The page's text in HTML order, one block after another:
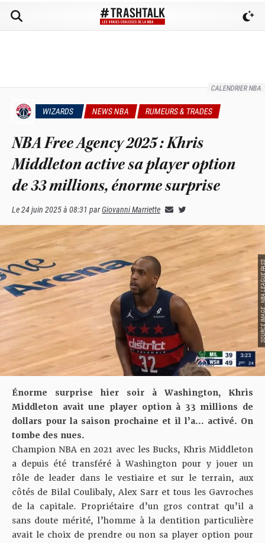
CALENDRIER NBA
WIZARDS NEWS NBA RUMEURS & TRADES
NBA Free Agency 2025 : Khris
Middleton active sa player option
de 33 millions, énorme surprise
Le24 juin 2025 à 08:31 parGiovanni Marriette
SOURCE
Énorme surprise hier soir à Washington, Khris
Middleton avait une player option à 33 millions de
dollars pour la saison prochaine et il l’a… activé. On
tombe des nues.
Champion NBA en 2021 avec les Bucks, Khris Middleton
a depuis été transféré à Washington pour y jouer un
rôle de leader dans le vestiaire et sur le terrain, aux
côtés de Bilal Coulibaly, Alex Sarr et tous les Gavroches
de la capitale. Propriétaire d’un gros contrat qu’il a
sans doute mérité, l’homme à la dentition particulière
avait le choix de prendre ou non sa player option pour